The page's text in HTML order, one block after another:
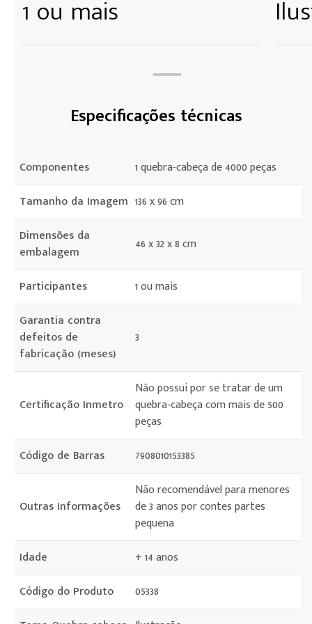
1 ou mais
Especificações técnicas
Componentes
1 quebra-cabeça de 4000 peças
Tamanho da Imagem 136 x 96 cm
Dimensões da
embalagem
46 x 32 x 8 cm
Participantes
1 ou mais
Garantia contra
defeitos de
fabricação (meses)
3
Certificação Inmetro
Não possui por se tratar de um
quebra-cabeça com mais de 500
peças
Código de Barras
7908010153385
Outras Informações
Não recomendável para menores
de 3 anos por contes partes
pequena
Idade
+ 14 anos
Código do Produto
05338